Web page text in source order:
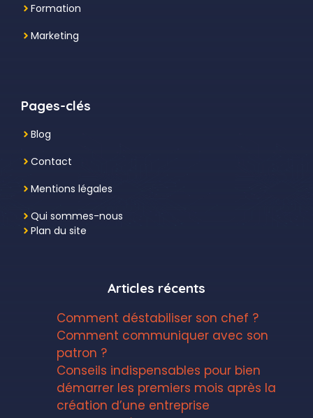
Formation
Marketing
Pages-clés
Blog
Contact
Mentions légales
Qui sommes-nous
Plan du site
Articles récents
Comment déstabiliser son chef ?
Comment communiquer avec son
patron ?
Conseils indispensables pour bien
démarrer les premiers mois après la
création d’une entreprise